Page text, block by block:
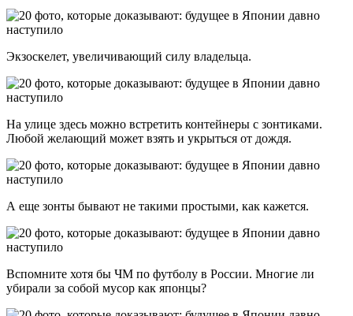
Экзоскелет, увеличивающий силу владельца.
На улице здесь можно встретить контейнеры с зонтиками.
Любой желающий может взять и укрыться от дождя.
А еще зонты бывают не такими простыми, как кажется.
Вспомните хотя бы ЧМ по футболу в России. Многие ли
убирали за собой мусор как японцы?